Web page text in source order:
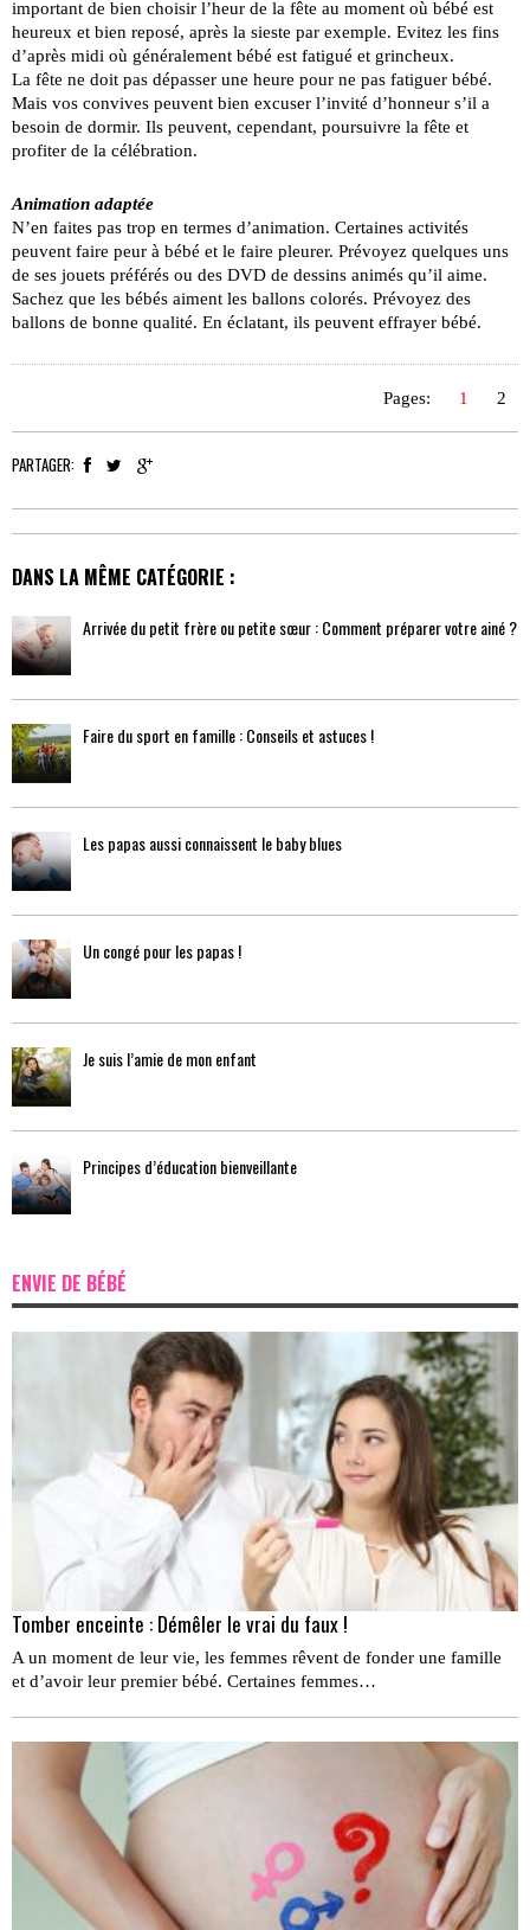
important de bien choisir l’heur de la fête au moment où bébé est
heureux et bien reposé, après la sieste par exemple. Evitez les fins
d’après midi où généralement bébé est fatigué et grincheux.
La fête ne doit pas dépasser une heure pour ne pas fatiguer bébé.
Mais vos convives peuvent bien excuser l’invité d’honneur s’il a
besoin de dormir. Ils peuvent, cependant, poursuivre la fête et
profiter de la célébration.
Animation adaptée
N’en faites pas trop en termes d’animation. Certaines activités
peuvent faire peur à bébé et le faire pleurer. Prévoyez quelques uns
de ses jouets préférés ou des DVD de dessins animés qu’il aime.
Sachez que les bébés aiment les ballons colorés. Prévoyez des
ballons de bonne qualité. En éclatant, ils peuvent effrayer bébé.
Pages: 1 2
PARTAGER:
DANS LA MÊME CATÉGORIE :
Arrivée du petit frère ou petite sœur : Comment préparer votre ainé ?
Faire du sport en famille : Conseils et astuces !
Les papas aussi connaissent le baby blues
Un congé pour les papas !
Je suis l’amie de mon enfant
Principes d’éducation bienveillante
ENVIE DE BÉBÉ
Tomber enceinte : Démêler le vrai du faux !
A un moment de leur vie, les femmes rêvent de fonder une famille
et d’avoir leur premier bébé. Certaines femmes…